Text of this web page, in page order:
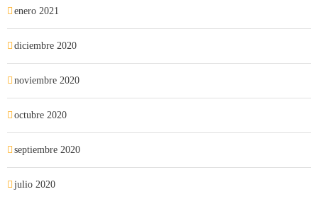
enero 2021
diciembre 2020
noviembre 2020
octubre 2020
septiembre 2020
julio 2020